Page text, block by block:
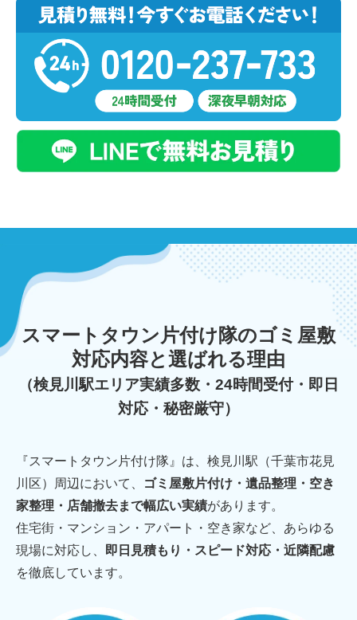
スマートタウン片付け隊のゴミ屋敷
対応内容と選ばれる理由
（検見川駅エリア実績多数・24時間受付・即日
対応・秘密厳守）
『スマートタウン片付け隊』は、検見川駅（千葉市花見
川区）周辺において、
ゴミ屋敷片付け・遺品整理・空き
家整理・店舗撤去まで幅広い実績があります。
住宅街・マンション・アパート・空き家など、あらゆる
現場に対応し、
即日見積もり・スピード対応・近隣配慮
を徹底しています。